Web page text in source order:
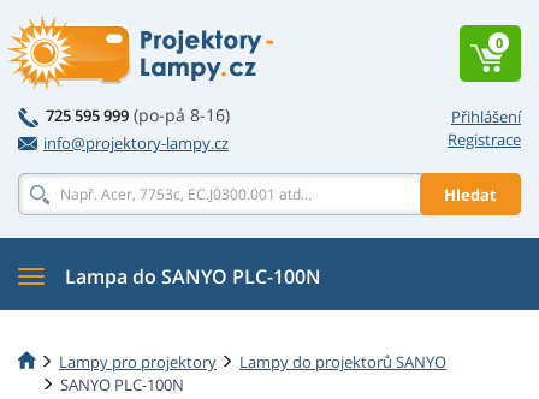
Přihlášení
Registrace
725 595 999 (po-pá 8-16)
info@projektory-lampy.cz
Hledat
0
Lampa do SANYO PLC-100N
Lampy pro projektory
Lampy do projektorů SANYO
SANYO PLC-100N